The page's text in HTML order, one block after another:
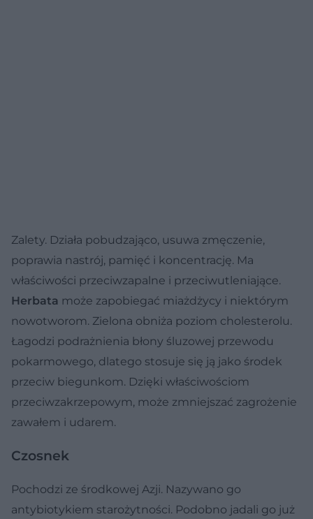
Zalety. Działa pobudzająco, usuwa zmęczenie,
poprawia nastrój, pamięć i koncentrację. Ma
właściwości przeciwzapalne i przeciwutleniające.
Herbata może zapobiegać miażdżycy i niektórym
nowotworom. Zielona obniża poziom cholesterolu.
Łagodzi podrażnienia błony śluzowej przewodu
pokarmowego, dlatego stosuje się ją jako środek
przeciw biegunkom. Dzięki właściwościom
przeciwzakrzepowym, może zmniejszać zagrożenie
zawałem i udarem.
Czosnek
Pochodzi ze środkowej Azji. Nazywano go
antybiotykiem starożytności. Podobno jadali go już